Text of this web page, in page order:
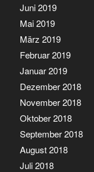
Juni 2019
Mai 2019
März 2019
Februar 2019
Januar 2019
Dezember 2018
November 2018
Oktober 2018
September 2018
August 2018
Juli 2018